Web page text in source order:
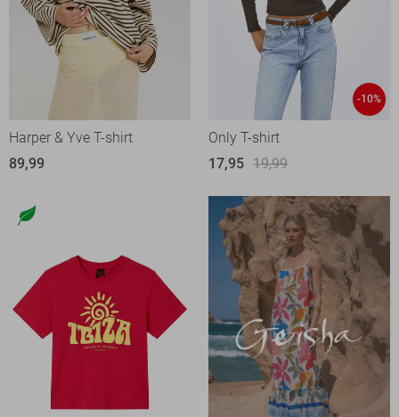
Harper & Yve T-shirt
89,99
-10%
Only T-shirt
17,95 19,99